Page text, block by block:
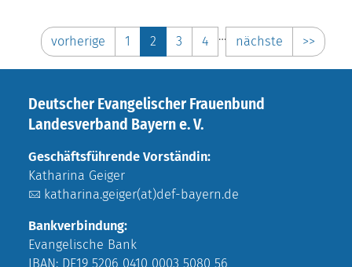
vorherige 1 2 3 4 … nächste >>
Deutscher Evangelischer Frauenbund
Landesverband Bayern e. V.
Geschäftsführende Vorständin:
Katharina Geiger
katharina.geiger(at)def-bayern.de
Bankverbindung:
Evangelische Bank
IBAN: DE19 5206 0410 0003 5080 56